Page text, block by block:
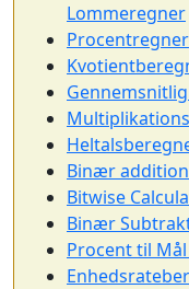
Lommeregner
Procentregner
Binær
Bitwise
Binær
Procent til